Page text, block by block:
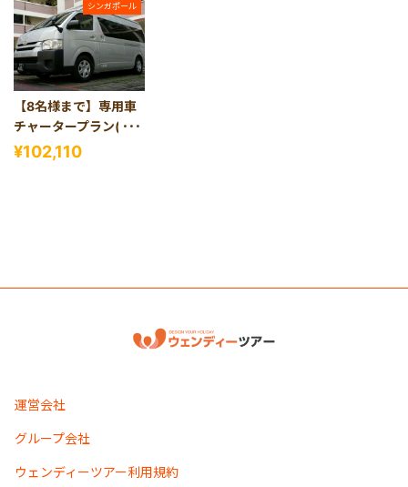
シンガポール
【8名様まで】専用車
チャータープラン(日
本語ガイド付き)
¥102,110
運営会社
グループ会社
ウェンディーツアー利用規約